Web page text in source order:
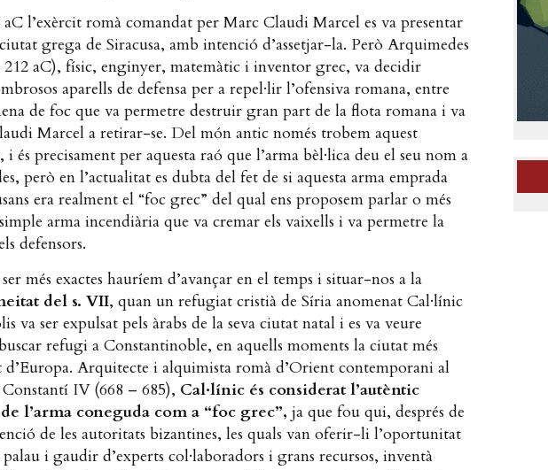
aC l’exèrcit romà comandat per Marc Claudi Marcel es va presentar
grega de Siracusa, amb intenció d’assetjar-la. Però Arquimedes
212 aC), físic, enginyer, matemàtic i inventor grec, va decidir
aparells de defensa per a repel·lir l’ofensiva romana, entre
de foc que va permetre destruir gran part de la flota romana i va
Marcel a retirar-se. Del món antic només trobem aquest
i és precisament per aquesta raó que l’arma bèl·lica deu el seu nom a
però en l’actualitat es dubta del fet de si aquesta arma emprada
era realment el “foc grec” del qual ens proposem parlar o més
arma incendiària que va cremar els vaixells i va permetre la
defensors.
més exactes hauríem d’avançar en el temps i situar-nos a la
del s. VII, quan un refugiat cristià de Síria anomenat Cal·línic
va ser expulsat pels àrabs de la seva ciutat natal i es va veure
refugi a Constantinoble, en aquells moments la ciutat més
Arquitecte i alquimista romà d’Orient contemporani al
IV (668 – 685), Cal·línic és considerat l’autèntic
l’arma coneguda com a “foc grec”, ja que fou qui, després de
de les autoritats bizantines, les quals van oferir-li l’oportunitat
palau i gaudir d’experts col·laboradors i grans recursos, inventà